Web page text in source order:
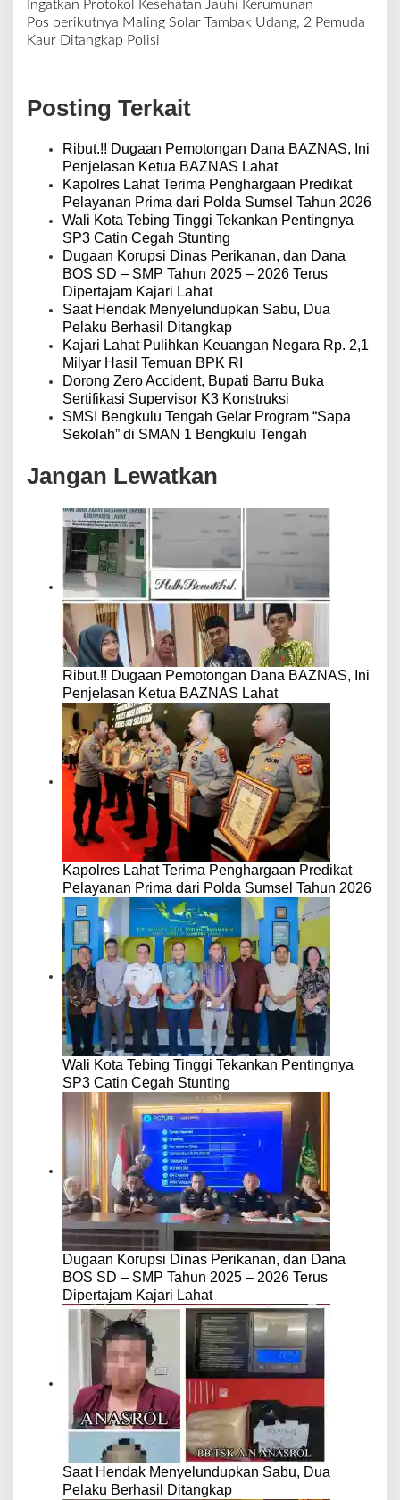
N
a
v
a
s
Ingatkan Protokol Kesehatan Jauhi Kerumunan
Pos berikutnya Maling Solar Tambak Udang, 2 Pemuda
Kaur Ditangkap Polisi
Posting Terkait
Ribut.!! Dugaan Pemotongan Dana BAZNAS, Ini
Penjelasan Ketua BAZNAS Lahat
Kapolres Lahat Terima Penghargaan Predikat
Pelayanan Prima dari Polda Sumsel Tahun 2026
Wali Kota Tebing Tinggi Tekankan Pentingnya
SP3 Catin Cegah Stunting
Dugaan Korupsi Dinas Perikanan, dan Dana
BOS SD – SMP Tahun 2025 – 2026 Terus
Dipertajam Kajari Lahat
Saat Hendak Menyelundupkan Sabu, Dua
Pelaku Berhasil Ditangkap
Kajari Lahat Pulihkan Keuangan Negara Rp. 2,1
Milyar Hasil Temuan BPK RI
Dorong Zero Accident, Bupati Barru Buka
Sertifikasi Supervisor K3 Konstruksi
SMSI Bengkulu Tengah Gelar Program “Sapa
Sekolah” di SMAN 1 Bengkulu Tengah
Jangan Lewatkan
Ribut.!! Dugaan Pemotongan Dana BAZNAS, Ini
Penjelasan Ketua BAZNAS Lahat
Kapolres Lahat Terima Penghargaan Predikat
Pelayanan Prima dari Polda Sumsel Tahun 2026
Wali Kota Tebing Tinggi Tekankan Pentingnya
SP3 Catin Cegah Stunting
Dugaan Korupsi Dinas Perikanan, dan Dana
BOS SD – SMP Tahun 2025 – 2026 Terus
Dipertajam Kajari Lahat
Saat Hendak Menyelundupkan Sabu, Dua
Pelaku Berhasil Ditangkap